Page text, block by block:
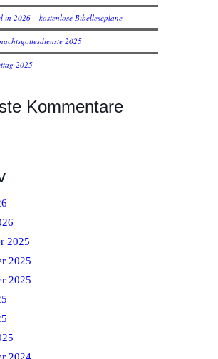
in 2026 – kostenlose Bibellesepläne
2025
2025
Kommentare
2025
2025
2025